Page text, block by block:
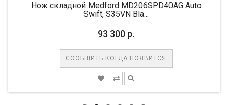
Нож складной Medford MD206SPD40AG Auto
Swift, S35VN Bla...
93 300 р.
СООБЩИТЬ КОГДА ПОЯВИТСЯ